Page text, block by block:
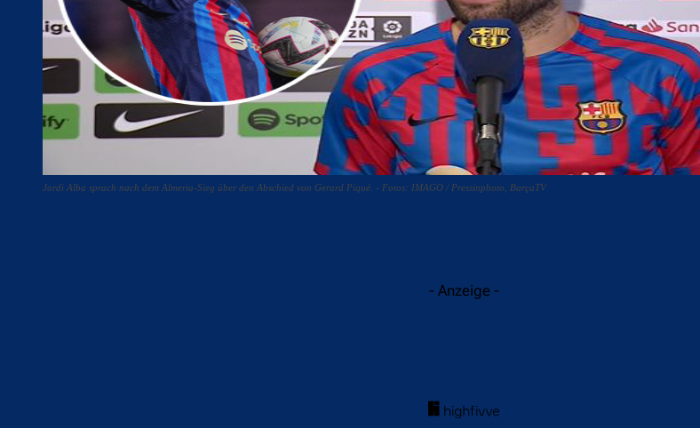
Jordi Alba sprach nach dem Almeria-Sieg über den Abschied von Gerard Piqué. - Fotos: IMAGO / Pressinphoto, BarçaTV
- Anzeige -